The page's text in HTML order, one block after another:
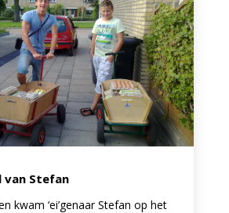
van Stefan
kwam ‘ei’genaar Stefan op het